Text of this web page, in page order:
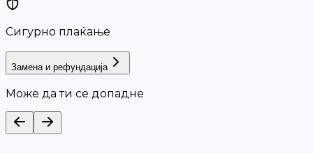
Сигурно плаќање
Замена и рефундација
Може да ти се допадне